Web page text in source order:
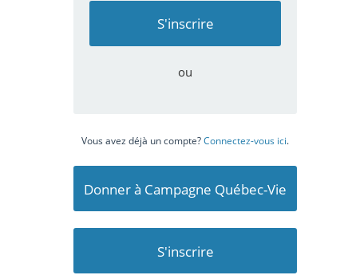
ou
Vous avez déjà un compte?Connectez-vous ici.
Donner à Campagne Québec-Vie
S'inscrire